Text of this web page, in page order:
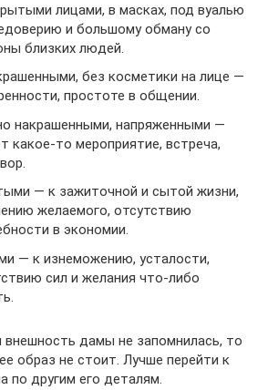
лицами, в масках, под вуалью
и большому обману со
близких людей.
без косметики на лице —
простоте в общении.
накрашенными, напряженными —
какое-то мероприятие, встреча,
— к зажиточной и сытой жизни,
желаемого, отсутствию
в экономии.
— к изнеможению, усталости,
сил и желания что-либо
внешность дамы не запомнилась, то
образ не стоит. Лучше перейти к
по другим его деталям.